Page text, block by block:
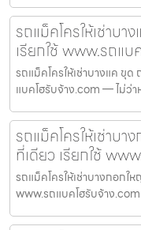
รถแม็คโครให้เช่าบ
เรียกใช้ www.รถแ
รถแม็คโครให้เช่าบางแค ขุ
แบคโฮรับจ้าง.com — ไม่ว่
รถแม็คโครให้เช่าบ
ที่เดียว เรียกใช้
รถแม็คโครให้เช่าบางกอกใ
www.รถแบคโฮรับจ้าง